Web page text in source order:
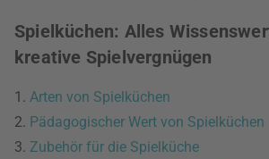
Spielküchen: Alles
kreative Spielvergnügen
1. Arten von Spielküchen
2. Pädagogischer Wert von Spielküchen
3. Zubehör für die Spielküche